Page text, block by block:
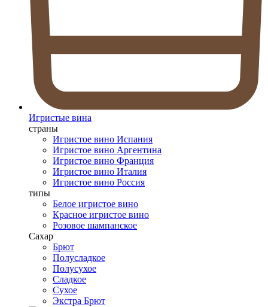
Игристые вина
страны
Игристое вино Испания
Игристое вино Аргентина
Игристое вино Франция
Игристое вино Италия
Игристое вино Россия
типы
Белое игристое вино
Красное игристое вино
Розовое шампанское
Сахар
Брют
Полусладкое
Полусухое
Сладкое
Сухое
Экстра Брют